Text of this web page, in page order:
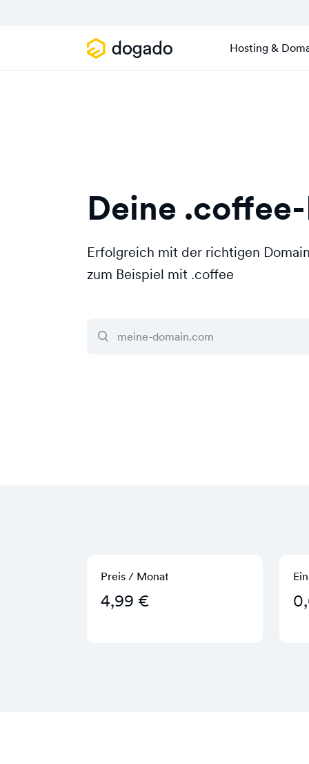
Hosting &
Deine
Erfolgreich mit der richtigen
zum Beispiel mit .coffee
Preis / Monat
4,99 €